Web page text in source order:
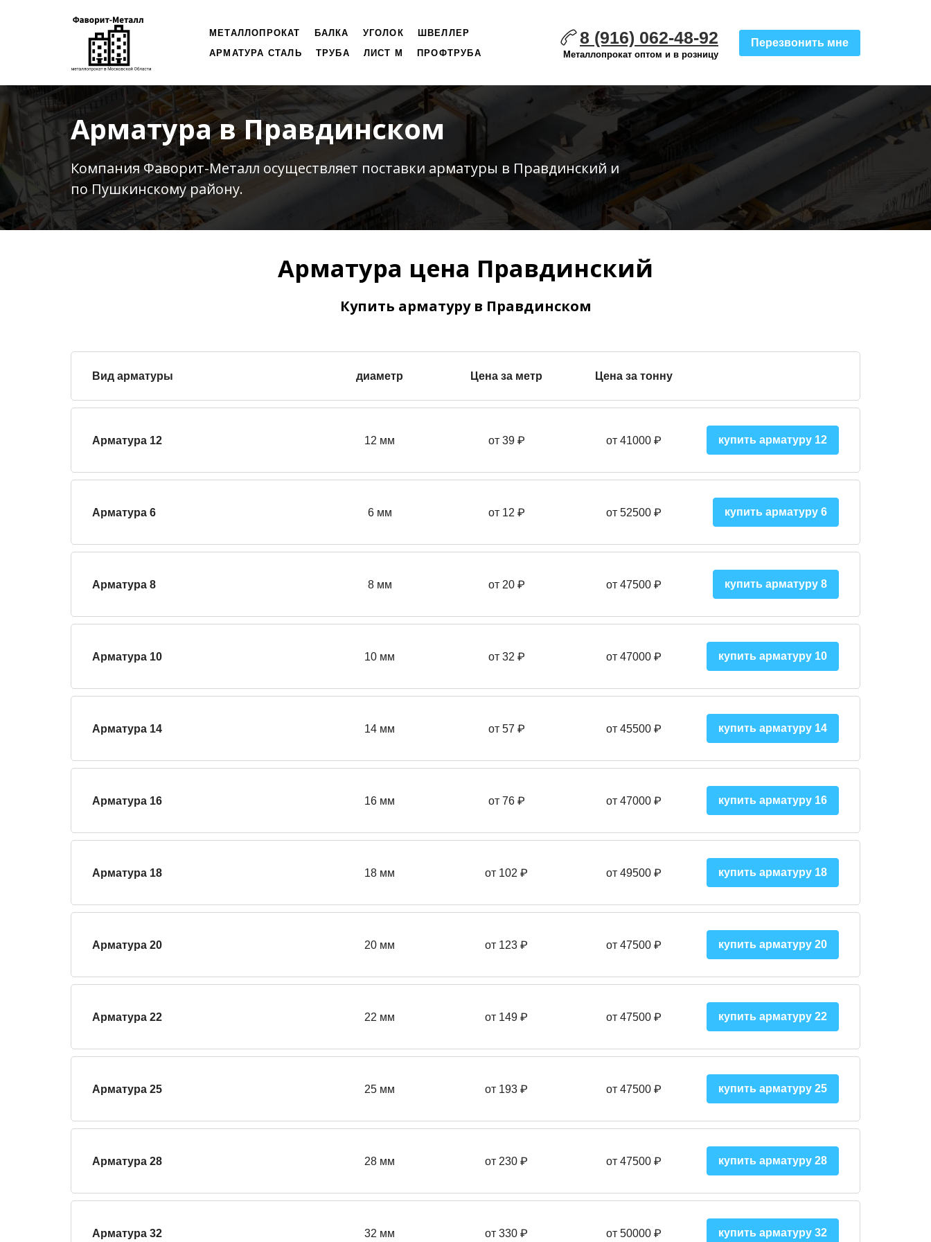
МЕТАЛЛОПРОКАТ БАЛКА УГОЛОК
ШВЕЛЛЕР
АРМАТУРА СТАЛЬ
ТРУБА ЛИСТ М ПРОФТРУБА
8 (916) 062-48-92
Металлопрокат оптом и в розницу
Перезвонить мне
Арматура в Правдинском
Компания Фаворит-Металл осуществляет поставки арматуры в Правдинский и
по Пушкинскому району.
Арматура цена Правдинский
Купить арматуру в Правдинском
Вид арматуры диаметр Цена за метр Цена за тонну
Арматура 12 12 мм от 39₽ от 41000₽ купить арматуру 12
Арматура 6 6 мм от 12 ₽ от 52500₽ купить арматуру 6
Арматура 8 8 мм от 20 ₽ от 47500₽ купить арматуру 8
Арматура 10 10 мм от 32 ₽ от 47000₽ купить арматуру 10
Арматура 14 14 мм от 57 ₽ от 45500₽ купить арматуру 14
Арматура 16 16 мм от 76 ₽ от 47000 ₽ купить арматуру 16
Арматура 18 18 мм от 102 ₽ от 49500 ₽ купить арматуру 18
Арматура 20 20 мм от 123 ₽ от 47500 ₽ купить арматуру 20
Арматура 22 22 мм от 149 ₽ от 47500 ₽ купить арматуру 22
Арматура 25 25 мм от 193 ₽ от 47500₽ купить арматуру 25
Арматура 28 28 мм от 230 ₽ от 47500₽ купить арматуру 28
Арматура 32 32 мм от 330 ₽ от 50000₽ купить арматуру 32